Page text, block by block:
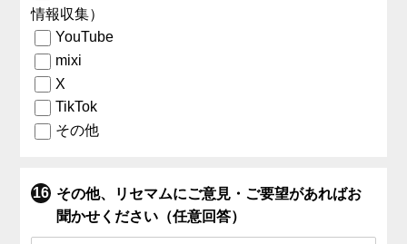
情報収集）
YouTube
mixi
X
TikTok
その他
その他、リセマムにご意見・ご要望があればお
聞かせください（任意回答）